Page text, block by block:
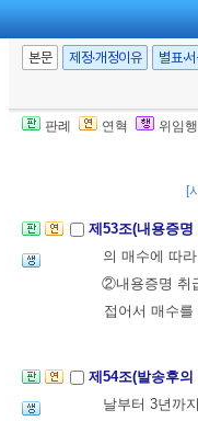
호, 2025. 8. 18., 일부개정]
본문 제정·개정이유 별표·
판례 연혁 위임
[
12. 4., 2022.
인이 수취인
⑤ 제1항부터
제53조(내용증
의 매수에 따
②내용증명 취
접어서 매수
제54조(발송후
날부터 3년까